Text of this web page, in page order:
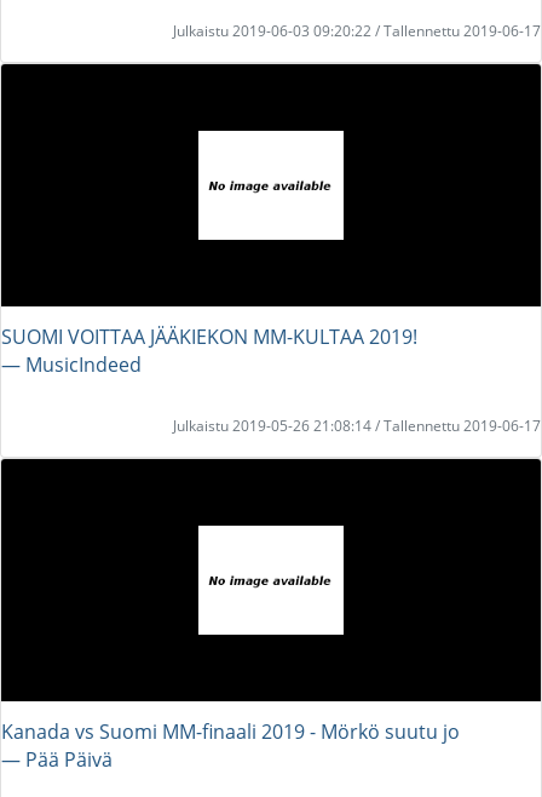
Julkaistu 2019-06-03 09:20:22 / Tallennettu 2019-06-17
SUOMI VOITTAA JÄÄKIEKON MM-KULTAA 2019!
― MusicIndeed
Julkaistu 2019-05-26 21:08:14 / Tallennettu 2019-06-17
Kanada vs Suomi MM-finaali 2019 - Mörkö suutu jo
― Pää Päivä